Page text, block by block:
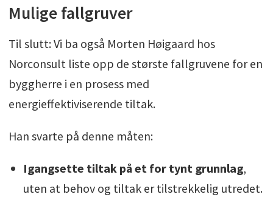
Mulige fallgruver
Til slutt: Vi ba også Morten Høigaard hos
Norconsult liste opp de største fallgruvene for en
byggherre i en prosess med
energieffektiviserende tiltak.
Han svarte på denne måten:
Igangsette tiltak på et for tynt grunnlag,
uten at behov og tiltak er tilstrekkelig utredet.